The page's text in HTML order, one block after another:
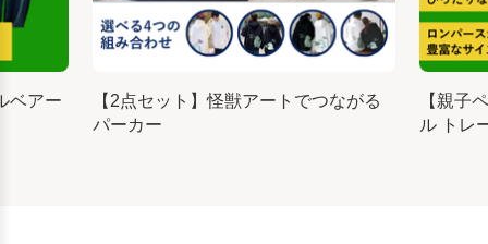
ベアー
【2点セット】怪獣アートでつながる
パーカー
【親子
ル トレ